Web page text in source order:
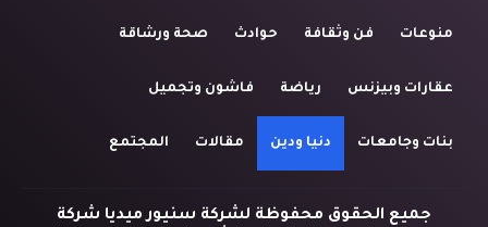
منوعات فن وثقافة حوادث صحة ورشاقة
عقارات وبيزنس رياضة فاشون وتجميل
بنات وجامعات دنيا ودين مقالات المجتمع
جميع الحقوق محفوظة لشركة سنيور ميديا شركة